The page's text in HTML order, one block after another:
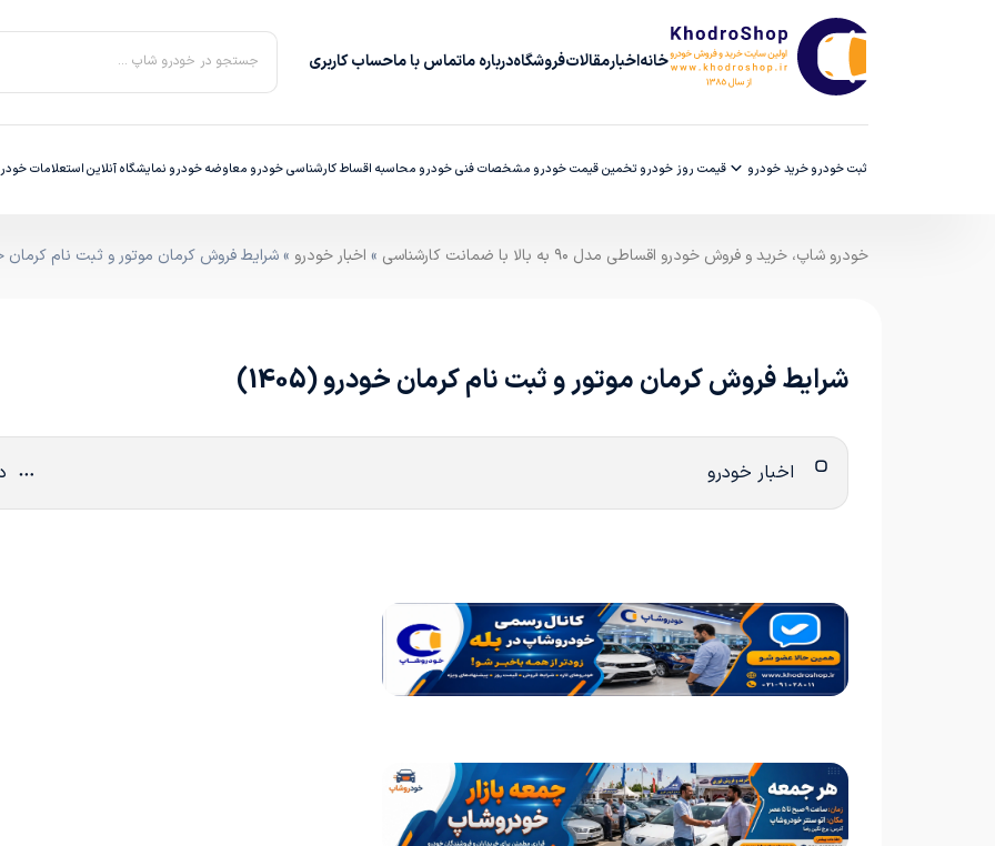
خانهاخبارمقالاتفروشگاهدرباره‌ ماتماس با ماحساب کاربری جستجو در خودرو شاپ ...
ثبت خودروخرید خودرو قیمت روز خودرو تخمین قیمت خودرو مشخصات فنی خودرو محاسبه اقساطکارشناسی خودرو معاوضه خودرو نمایشگاه آنلایناستعلامات
خودرو شاپ، خرید و فروش خودرو اقساطی مدل ۹۰ به بالا با ضمانت کارشناسی » اخبار خودرو » شرایط فروش کرمان موتور و ثبت نام کرمان
شرایط فروش کرمان موتور و ثبت نام کرمان خودرو (1405)
اخبار خودرو